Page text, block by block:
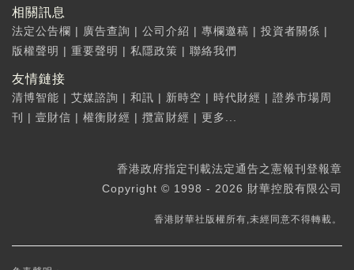
相關訊息
法定公告欄 | 廣告查詢 | 公司介紹 | 專欄邀稿 | 投資者關係 |
版權聲明 | 重要聲明 | 私隱政策 | 聯絡我們
友情鏈接
清博智能 | 艾媒諮詢 | 和訊 | 新時空 | 時代財經 | 證券市場周
刊
| 壹財信 | 權衡財經 | 攬富財經 | 更多...
香港政府指定刊載法定通告之憲報刊登報章
Copyright © 1998 - 2026 財華控股有限公司
香港財華社版權所有,未經同意不得轉載。